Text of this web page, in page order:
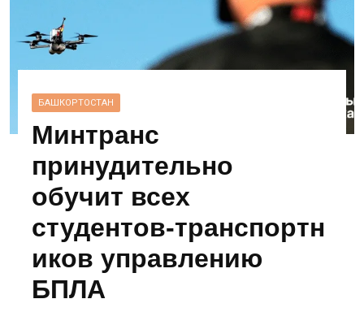
БАШКОРТОСТАН
Минтранс
принудительно
обучит всех
студентов‑транспортн
иков управлению
БПЛА